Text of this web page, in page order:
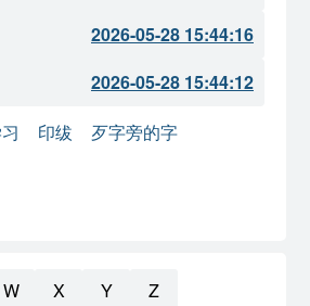
2026-05-28 15:44:16
2026-05-28 15:44:12
印绂
歹字旁的字
W X Y Z